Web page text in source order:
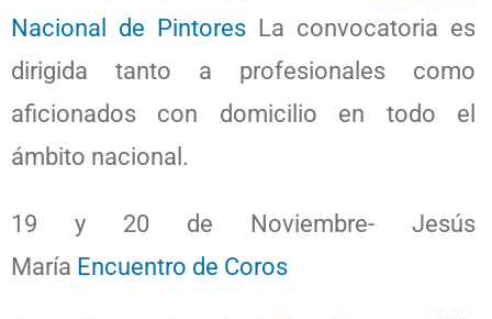
Nacional de Pintores La convocatoria es
dirigida tanto a profesionales como
aficionados con domicilio en todo el
ámbito nacional.
19 y 20 de Noviembre- Jesús
María Encuentro de Coros